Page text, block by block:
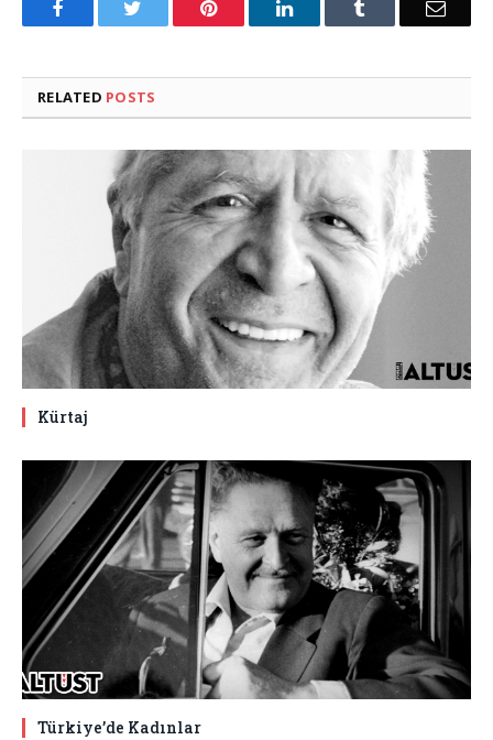
Facebook Pinterest LinkedIn Email
RELATED POSTS
Kürtaj
Türkiye’de Kadınlar